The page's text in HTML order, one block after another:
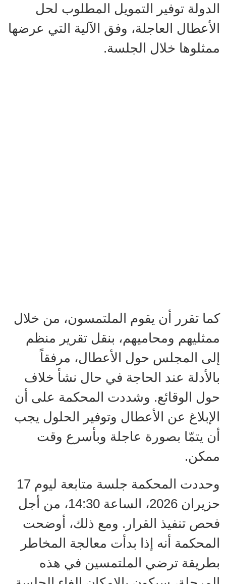
الدولة توفير التمويل المطلوب لحل
الأعطال العاجلة، وفق الآلية التي عرضها
ممثلوها خلال الجلسة.
كما تقرر أن يقوم الملتمسون، من خلال
ممثليهم ومحاميهم، بنقل تقرير منظم
إلى المجلس حول الأعطال، مرفقاً
بالأدلة عند الحاجة في حال نشأ خلاف
حول الوقائع. وشددت المحكمة على أن
الإبلاغ عن الأعطال وتوفير الحلول يجب
أن يتمّا بصورة عاجلة وبأسرع وقت
ممكن.
وحددت المحكمة جلسة متابعة ليوم 17
حزيران 2026، الساعة 14:30، من أجل
فحص تنفيذ القرار. ومع ذلك، أوضحت
المحكمة أنه إذا بدأت معالجة المخاطر
بطريقة ترضي الملتمسين في هذه